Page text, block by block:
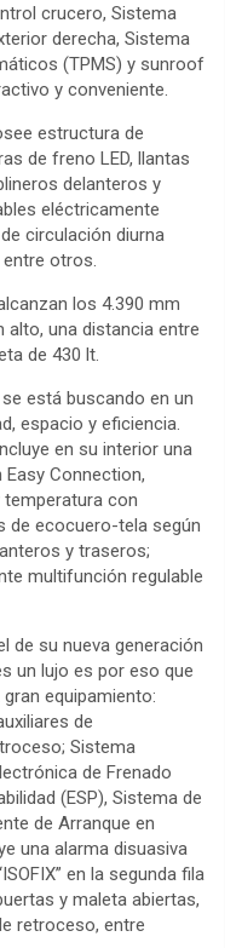
crucero, Sistema
derecha, Sistema
(TPMS) y sunroof
y conveniente.
estructura de
de freno LED, llantas
delanteros y
eléctricamente
circulación diurna
entre otros.
los 4.390 mm
alto, una distancia entre
de 430 lt.
está buscando en un
espacio y eficiencia.
en su interior una
Connection,
temperatura con
de ecocuero-tela según
y traseros;
multifunción regulable
de su nueva generación
un lujo es por eso que
equipamiento:
de
Sistema
de Frenado
(ESP), Sistema de
de Arranque en
una alarma disuasiva
en la segunda fila
y maleta abiertas,
retroceso, entre